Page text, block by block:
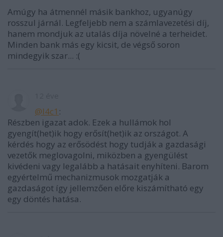
Amúgy ha átmennél másik bankhoz, ugyanúgy
rosszul járnál. Legfeljebb nem a számlavezetési díj,
hanem mondjuk az utalás díja növelné a terheidet.
Minden bank más egy kicsit, de végső soron
mindegyik szar... :(
@l4c1 :
Részben igazat adok. Ezek a hullámok hol
gyengít(het)ik hogy erősít(het)ik az országot. A
kérdés hogy az erősödést hogy tudják a gazdasági
vezetők meglovagolni, miközben a gyengülést
kivédeni vagy legalább a hatásait enyhíteni. Barom
egyértelmű mechanizmusok mozgatják a
gazdaságot így jellemzően előre kiszámítható egy
egy döntés hatása.